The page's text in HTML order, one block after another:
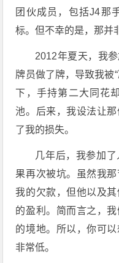
团伙成员，包括J4那
标。但不幸的是，那并
2012年夏天，我
牌员做了牌，导致我被
下，手持第二大同花
池。后来，我设法让
了我的损失。
几年后，我参加
果再次被坑。虽然我
我的欠款，但他以及
的盈利。简而言之，
的境地。所以，你可
非常低。